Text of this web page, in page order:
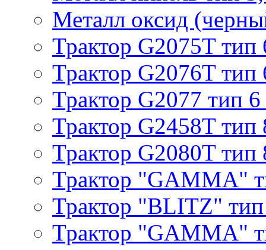
Металл оксид
Трактор G2075T тип
Трактор G2076T тип
Трактор G2077 тип 6
Трактор G2458T тип
Трактор G2080T тип
Трактор "GAMMA"
Трактор "BLITZ"
Трактор "GAMMA"